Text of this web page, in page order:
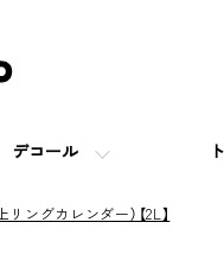
デコール
リングカレンダー）【2L】